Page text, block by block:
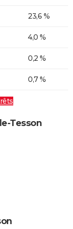
23,6 %
4,0 %
0,2 %
0,7 %
Tesson